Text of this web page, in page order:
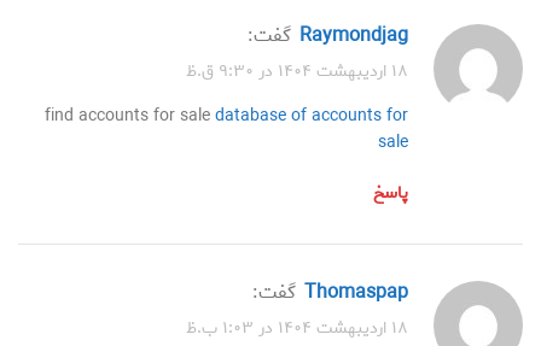
Raymondjag گفت:
۱۸ اردیبهشت ۱۴۰۴ در ۹:۳۰ ق.ظ
find accounts for saledatabase of accounts for
sale
پاسخ
Thomaspap گفت:
۱۸ اردیبهشت ۱۴۰۴ در ۱:۰۳ ب.ظ